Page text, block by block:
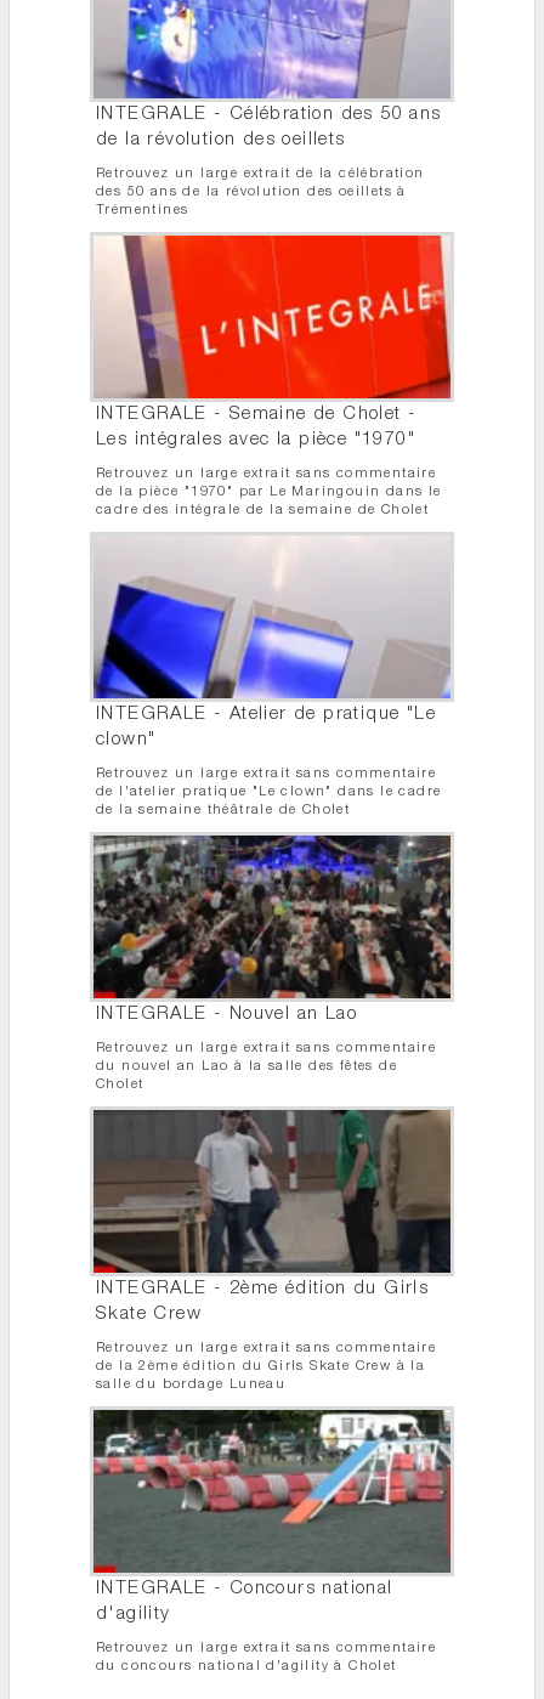
INTEGRALE - Célébration des 50 ans
de la révolution des oeillets
Retrouvez un large extrait de la célébration
des 50 ans de la révolution des oeillets à
Trémentines
INTEGRALE - Semaine de Cholet -
Les intégrales avec la pièce "1970"
Retrouvez un large extrait sans commentaire
de la pièce "1970" par Le Maringouin dans le
cadre des intégrale de la semaine de Cholet
INTEGRALE - Atelier de pratique "Le
clown"
Retrouvez un large extrait sans commentaire
de l'atelier pratique "Le clown" dans le cadre
de la semaine théâtrale de Cholet
INTEGRALE - Nouvel an Lao
Retrouvez un large extrait sans commentaire
du nouvel an Lao à la salle des fêtes de
Cholet
INTEGRALE - 2ème édition du Girls
Skate Crew
Retrouvez un large extrait sans commentaire
de la 2ème édition du Girls Skate Crew à la
salle du bordage Luneau
INTEGRALE - Concours national
d'agility
Retrouvez un large extrait sans commentaire
du concours national d'agility à Cholet